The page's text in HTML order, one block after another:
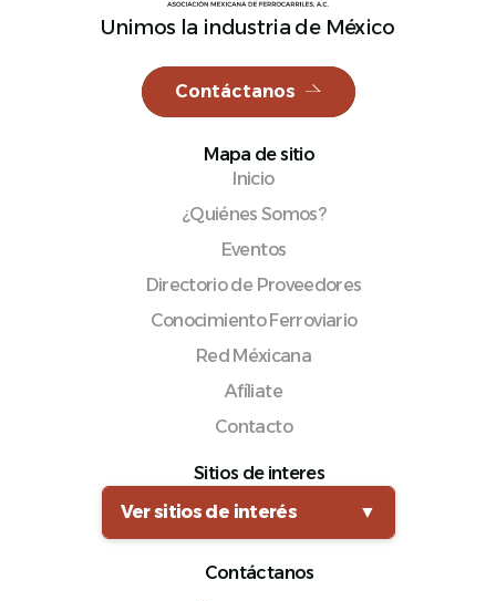
Unimos la industria de México
Contáctanos
Mapa de sitio
Inicio
¿Quiénes Somos?
Eventos
Directorio de Proveedores
Conocimiento Ferroviario
Red Méxicana
Afíliate
Contacto
Sitios de interes
Ver sitios de interés
▼
Contáctanos